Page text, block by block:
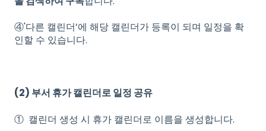
④'다른 캘린더’에 해당 캘린더가 등록이 되며 일정을 확
인할 수 있습니다.
(2) 부서 휴가 캘린더로 일정 공유
① 캘린더 생성 시 휴가 캘린더로 이름을 생성합니다.